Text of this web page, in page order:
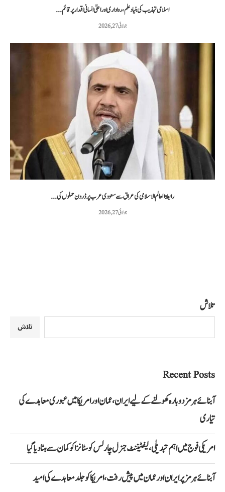
اسلامی تہذیب کی بنیاد علم، رواداری اور اعلیٰ انسانی اقدار پر قائم...
جولائی 27, 2026
رابطۃ العالم الاسلامی کی عراق سے سعودی عرب پر ڈرون حملوں کی...
جولائی 27, 2026
تلاش
تلاش
Recent Posts
آبنائے ہرمز دوبارہ کھولنے کے لیے ایران، عمان اور امریکا میں عبوری معاہدے کی
تیاری
امریکی فوج میں اہم تبدیلی، لیفٹیننٹ جنرل چارلس کوسٹانزا کو کمان سے ہٹا دیا گیا
آبنائے ہرمز پر ایران اور عمان میں پیش رفت، امریکا کو جلد معاہدے کی امید